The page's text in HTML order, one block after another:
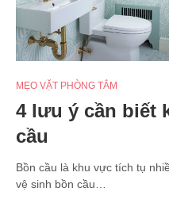
MẸO VẶT PHÒNG TẮM
4 lưu ý cần biết
cầu
Bồn cầu là khu vực tích tụ
vệ sinh bồn cầu…